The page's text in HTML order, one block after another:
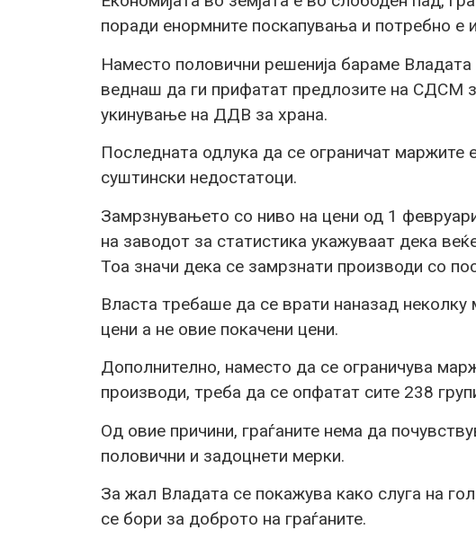
поради енормните поскапувања и потребно е
Наместо половични решенија бараме
веднаш да ги прифатат предлозите на СДСМ
укинување на ДДВ за храна.
Последната одлука да се ограничат маржите
суштински недостатоци.
Замрзнувањето со ниво на цени од 1
на заводот за статистика укажуваат дека
Тоа значи дека се замрзнати производи со
Власта требаше да се врати наназад
цени а не овие покачени цени.
Дополнително, наместо да се ограничува
производи, треба да се опфатат сите 238
Од овие причини, граѓаните нема да
половични и задоцнети мерки.
За жал Владата се покажува како слуга на
се бори за доброто на граѓаните.